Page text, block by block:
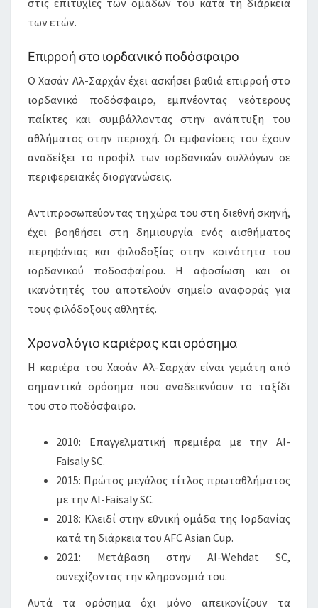
των ετών.
Επιρροή στο ιορδανικό ποδόσφαιρο
Ο Χασάν Αλ-Σαρχάν έχει ασκήσει βαθιά επιρροή στο
ιορδανικό ποδόσφαιρο, εμπνέοντας νεότερους
παίκτες και συμβάλλοντας στην ανάπτυξη του
αθλήματος στην περιοχή. Οι εμφανίσεις του έχουν
αναδείξει το προφίλ των ιορδανικών συλλόγων σε
περιφερειακές διοργανώσεις.
Αντιπροσωπεύοντας τη χώρα του στη διεθνή σκηνή,
έχει βοηθήσει στη δημιουργία ενός αισθήματος
περηφάνιας και φιλοδοξίας στην κοινότητα του
ιορδανικού ποδοσφαίρου. Η αφοσίωση και οι
ικανότητές του αποτελούν σημείο αναφοράς για
τους φιλόδοξους αθλητές.
Χρονολόγιο καριέρας και ορόσημα
Η καριέρα του Χασάν Αλ-Σαρχάν είναι γεμάτη από
σημαντικά ορόσημα που αναδεικνύουν το ταξίδι
του στο ποδόσφαιρο.
2010: Επαγγελματική πρεμιέρα με την Al-
Faisaly SC.
2015: Πρώτος μεγάλος τίτλος πρωταθλήματος
με την Al-Faisaly SC.
2018: Κλειδί στην εθνική ομάδα της Ιορδανίας
κατά τη διάρκεια του AFC Asian Cup.
2021: Μετάβαση στην Al-Wehdat SC,
συνεχίζοντας την κληρονομιά του.
Αυτά τα ορόσημα όχι μόνο απεικονίζουν τα